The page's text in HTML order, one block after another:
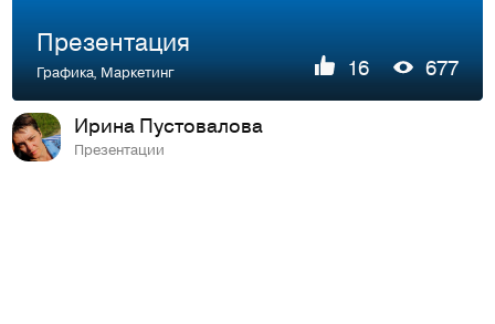
Презентация
Графика, Маркетинг 16 677
Ирина Пустовалова
Презентации